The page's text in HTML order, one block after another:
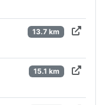
13.7 km
15.1 km